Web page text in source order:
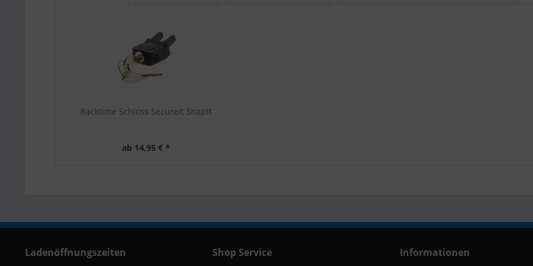
Racktime Schloss SecureIt SnapIt
ab 14,95 € *
Ladenöffnungszeiten Shop Service Informationen